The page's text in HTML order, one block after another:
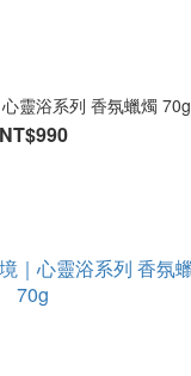
靈浴系列 香氛蠟燭 70g
NT$990